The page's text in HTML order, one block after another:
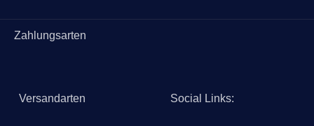
Zahlungsarten
Versandarten Social Links: